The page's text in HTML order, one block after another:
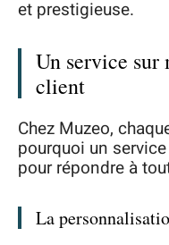
et prestigieuse.
Un service sur
client
Chez Muzeo,
pourquoi un
pour répondre à
La